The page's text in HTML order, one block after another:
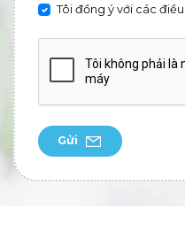
Tôi đồng ý với các
Gửi